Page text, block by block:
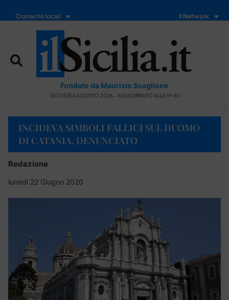
Cronache locali Il Network
Fondato da Maurizio Scaglione
GIOVEDÌ 6 AGOSTO 2026 - AGGIORNATO ALLE 19:40
INCIDEVA SIMBOLI FALLICI SUL DUOMO
DI CATANIA, DENUNCIATO
Redazione
lunedì 22 Giugno 2020